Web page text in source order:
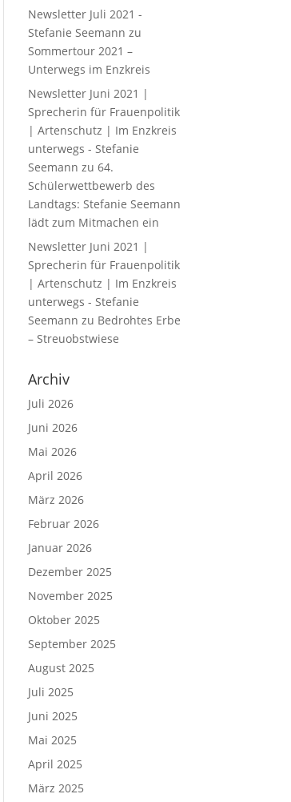
Newsletter Juli 2021 -
Stefanie Seemann zu
Sommertour 2021 –
Unterwegs im Enzkreis
Newsletter Juni 2021 |
Sprecherin für Frauenpolitik
| Artenschutz | Im Enzkreis
unterwegs - Stefanie
Seemann zu64.
Schülerwettbewerb des
Landtags: Stefanie Seemann
lädt zum Mitmachen ein
Newsletter Juni 2021 |
Sprecherin für Frauenpolitik
| Artenschutz | Im Enzkreis
unterwegs - Stefanie
Seemann zu Bedrohtes Erbe
– Streuobstwiese
Archiv
Juli 2026
Juni 2026
Mai 2026
April 2026
März 2026
Februar 2026
Januar 2026
Dezember 2025
November 2025
Oktober 2025
September 2025
August 2025
Juli 2025
Juni 2025
Mai 2025
April 2025
März 2025